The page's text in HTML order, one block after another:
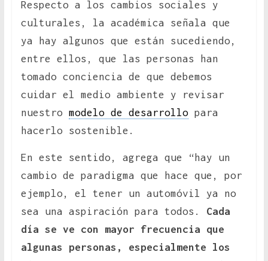
Respecto a los cambios sociales y
culturales, la académica señala que
ya hay algunos que están sucediendo,
entre ellos, que las personas han
tomado conciencia de que debemos
cuidar el medio ambiente y revisar
nuestro modelo de desarrollopara
hacerlo sostenible.
En este sentido, agrega que “hay un
cambio de paradigma que hace que, por
ejemplo, el tener un automóvil ya no
sea una aspiración para todos. Cada
día se ve con mayor frecuencia que
algunas personas, especialmente los